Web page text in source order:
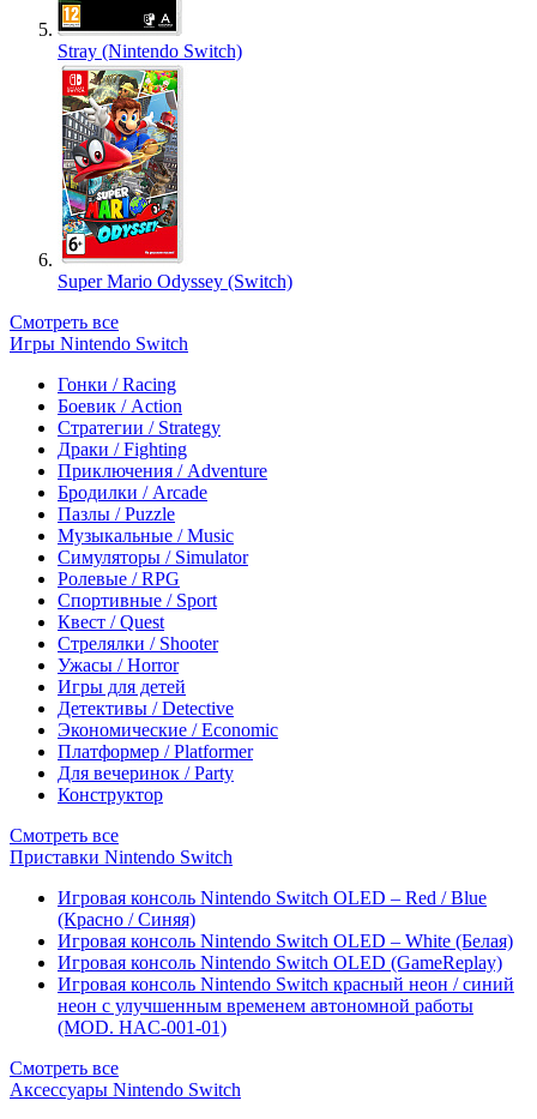
Stray (Nintendo Switch)
Super Mario Odyssey (Switch)
Смотреть все
Игры Nintendo Switch
Гонки / Racing
Боевик / Action
Стратегии / Strategy
Драки / Fighting
Приключения / Adventure
Бродилки / Arcade
Пазлы / Puzzle
Музыкальные / Music
Симуляторы / Simulator
Ролевые / RPG
Спортивные / Sport
Квест / Quest
Стрелялки / Shooter
Ужасы / Horror
Игры для детей
Детективы / Detective
Экономические / Economic
Платформер / Platformer
Для вечеринок / Party
Конструктор
Смотреть все
Приставки Nintendo Switch
Игровая консоль Nintendo Switch OLED – Red / Blue
(Красно / Синяя)
Игровая консоль Nintendo Switch OLED – White (Белая)
Игровая консоль Nintendo Switch OLED (GameReplay)
Игровая консоль Nintendo Switch красный неон / синий
неон с улучшенным временем автономной работы
(MOD. HAC-001-01)
Смотреть все
Аксессуары Nintendo Switch